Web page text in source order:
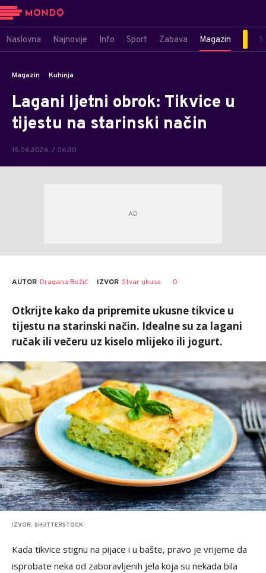
Naslovna Najnovije Info Sport Zabava Magazin
Magazin Kuhinja
Lagani ljetni obrok: Tikvice u
tijestu na starinski način
15.06.2026. / 06:30
AUTOR Dragana Božić IZVOR Stvar ukusa 0
Otkrijte kako da pripremite ukusne tikvice u
tijestu na starinski način. Idealne su za lagani
ručak ili večeru uz kiselo mlijeko ili jogurt.
IZVOR: SHUTTERSTOCK
Kada tikvice stignu na pijace i u bašte, pravo je vrijeme da
isprobate neka od zaboravljenih jela koja su nekada bila